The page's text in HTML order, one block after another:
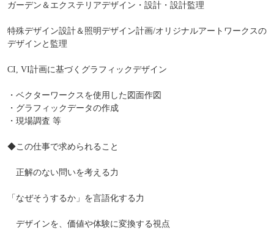
ガーデン＆エクステリアデザイン・設計・設計監理
特殊デザイン設計＆照明デザイン計画/オリジナルアートワークスの
デザインと監理
CI, VI計画に基づくグラフィックデザイン
・ベクターワークスを使用した図面作図
・グラフィックデータの作成
・現場調査 等
◆この仕事で求められること
正解のない問いを考える力
「なぜそうするか」を言語化する力
デザインを、価値や体験に変換する視点